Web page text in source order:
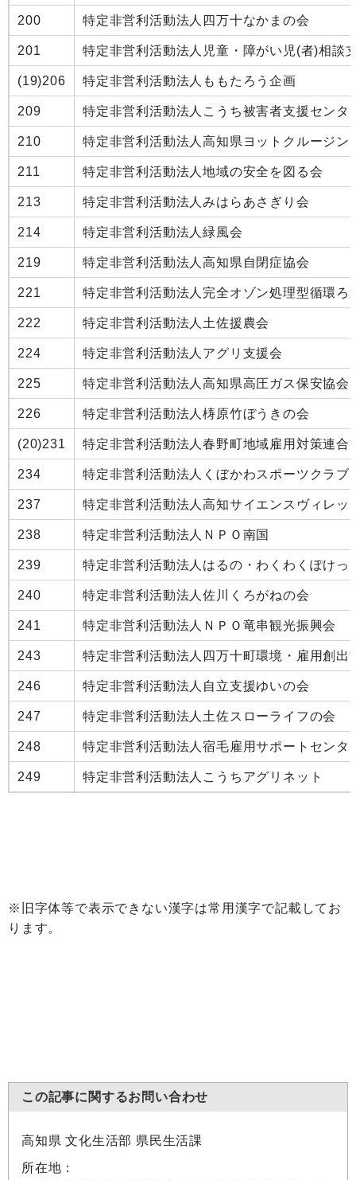
200 特定非営利活動法人四万十なかまの会
201 特定非営利活動法人児童・障がい児(者)相談
(19)206 特定非営利活動法人ももたろう企画
209 特定非営利活動法人こうち被害者支援センタ
210 特定非営利活動法人高知県ヨットクルージン
211 特定非営利活動法人地域の安全を図る会
213 特定非営利活動法人みはらあさぎり会
214 特定非営利活動法人緑風会
219 特定非営利活動法人高知県自閉症協会
221 特定非営利活動法人完全オゾン処理型循環ろ
222 特定非営利活動法人土佐援農会
224 特定非営利活動法人アグリ支援会
225 特定非営利活動法人高知県高圧ガス保安協会
226 特定非営利活動法人梼原竹ぼうきの会
(20)231 特定非営利活動法人春野町地域雇用対策連合
234 特定非営利活動法人くぼかわスポーツクラブ
237 特定非営利活動法人高知サイエンスヴィレッ
238 特定非営利活動法人ＮＰＯ南国
239 特定非営利活動法人はるの・わくわくぽけっ
240 特定非営利活動法人佐川くろがねの会
241 特定非営利活動法人ＮＰＯ竜串観光振興会
243 特定非営利活動法人四万十町環境・雇用創出
246 特定非営利活動法人自立支援ゆいの会
247 特定非営利活動法人土佐スローライフの会
248 特定非営利活動法人宿毛雇用サポートセンタ
249 特定非営利活動法人こうちアグリネット
※旧字体等で表示できない漢字は常用漢字で記載してお
ります。
この記事に関するお問い合わせ
高知県 文化生活部 県民生活課
所在地：